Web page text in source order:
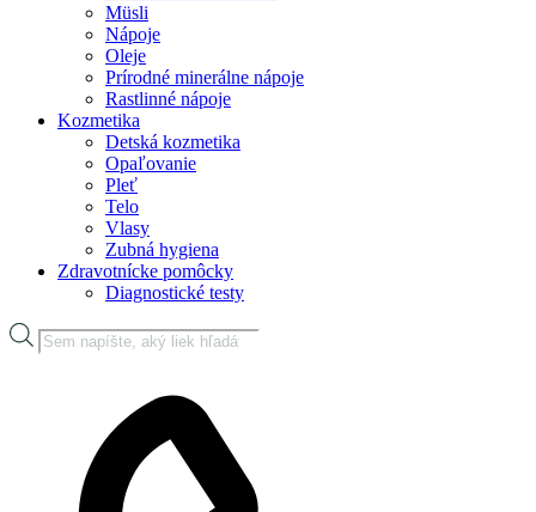
Müsli
Nápoje
Oleje
Prírodné minerálne nápoje
Rastlinné nápoje
Kozmetika
Detská kozmetika
Opaľovanie
Pleť
Telo
Vlasy
Zubná hygiena
Zdravotnícke pomôcky
Diagnostické testy
Products
search